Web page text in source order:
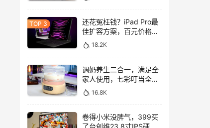
还花冤枉钱？iPad Pro最
佳扩容方案，百元价格轻
松拓展128GB
18.2K
调奶养生二合一，满足全
家人使用，七彩叮当全玻
璃调奶器上手体验
16.8K
卷得小米没脾气，399买